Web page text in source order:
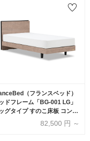
（フランスベッド）
ドフレーム「BG-001 LG」
グタイプ すのこ床板 コンセ
ト付き アッシュグレー色
82,500 円 ～